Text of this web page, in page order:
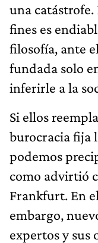
una
fines es
filosofía, ante
fundada solo
inferirle a la
Si ellos
burocracia fija
podemos
como advirtió
Frankfurt. En
embargo,
expertos y sus